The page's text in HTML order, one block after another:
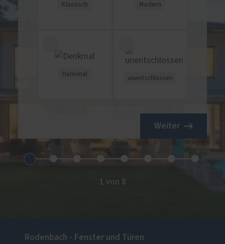
Klassisch Modern
Denkmal
unentschlossen
Weiter
1 von 8
Rodenbach - Fenster und Türen